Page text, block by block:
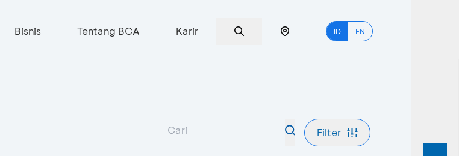
Bisnis Tentang BCA Karir ID EN
Filter